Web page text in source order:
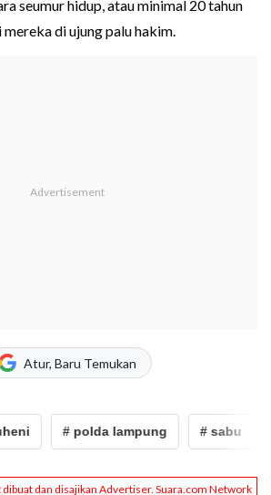
seumur hidup, atau minimal 20 tahun
di ujung palu hakim.
Atur, Baru Temukan
# polda lampung # sabu